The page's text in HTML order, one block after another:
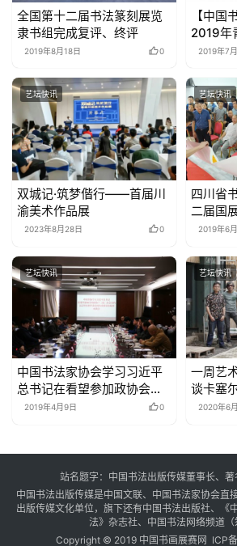
库
容
寫
錯
用
錯
的
繁
體
字
百
例
全国第十二届书法篆刻展览
隶书组完成复评、终评
2019年8月18日 0
【中国
2019年
班招生
2019年7
艺坛快讯
双城记·筑梦偕行——首届川
渝美术作品展
2023年8月28日 0
艺坛快讯
四川省
二届国
稿会在
2019年6
艺坛快讯
中国书法家协会学习习近平
总书记在看望参加政协会议
的文艺界社科界委员时的重
2019年4月9日 0
艺坛快讯
一周艺
谈卡塞
一生
2020年6
站名题字：中国书法出版传媒董事长、
中国书法出版传媒是中国文联、中国书法家协会直
出版传媒文化单位，旗下还有中国书法出版社、《
法》杂志社、中国书法网络频道（
Copyright © 2019 中国书画展赛网 ICP